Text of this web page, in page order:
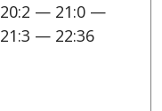
20:2 — 21:0 —
21:3 — 22:36